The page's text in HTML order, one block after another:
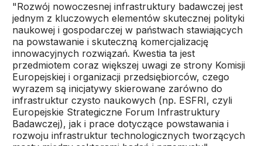
"Rozwój nowoczesnej infrastruktury badawczej jest
jednym z kluczowych elementów skutecznej polityki
naukowej i gospodarczej w państwach stawiających
na powstawanie i skuteczną komercjalizację
innowacyjnych rozwiązań. Kwestia ta jest
przedmiotem coraz większej uwagi ze strony Komisji
Europejskiej i organizacji przedsiębiorców, czego
wyrazem są inicjatywy skierowane zarówno do
infrastruktur czysto naukowych (np. ESFRI, czyli
Europejskie Strategiczne Forum Infrastruktury
Badawczej), jak i prace dotyczące powstawania i
rozwoju infrastruktur technologicznych tworzących